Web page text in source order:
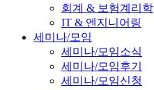
회계 & 보험계리학
IT & 엔지니어링
세미나/모임
세미나/모임소식
세미나/모임후기
세미나/모임신청